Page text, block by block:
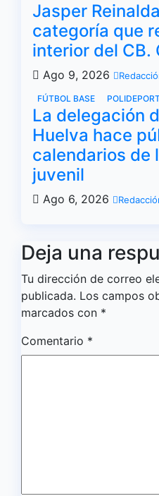
Jasper
categoría que
interior del CB.
Ago 9, 2026
FÚTBOL BASE
La delegación
Huelva hace
calendarios de
juvenil
Ago 6, 2026
Deja una
Tu dirección de correo
publicada. Los campos
marcados con *
Comentario *